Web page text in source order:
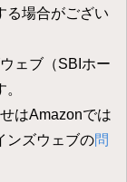
る場合がござい
ェブ（SBIホー
はAmazonでは
ンズウェブの問